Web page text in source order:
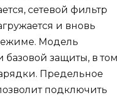
сетевой фильтр
и вновь
Модель
защиты, в том
Предельное
подключить